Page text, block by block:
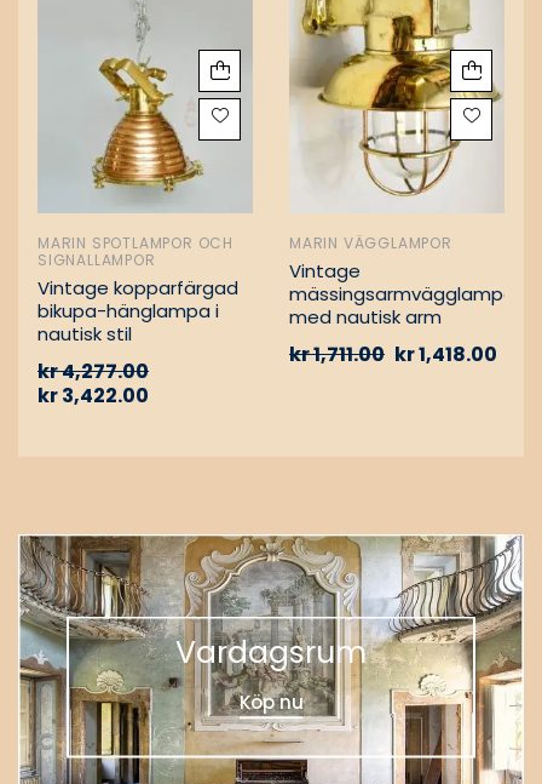
MARIN SPOTLAMPOR OCH
SIGNALLAMPOR
Vintage kopparfärgad
bikupa-hänglampa i
nautisk stil
kr4,277.00
kr3,422.00
MARIN VÄGGLAMPOR
Vintage
mässingsarmvägglampa
med nautisk arm
kr1,711.00 kr1,418.00
Vardagsrum
Köp nu